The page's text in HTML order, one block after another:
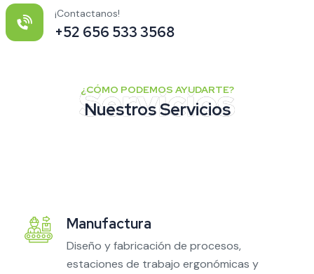
¡Contactanos!
+52 656 533 3568
¿CÓMO PODEMOS AYUDARTE?
Nuestros Servicios
Manufactura
Diseño y fabricación de procesos,
estaciones de trabajo ergonómicas y